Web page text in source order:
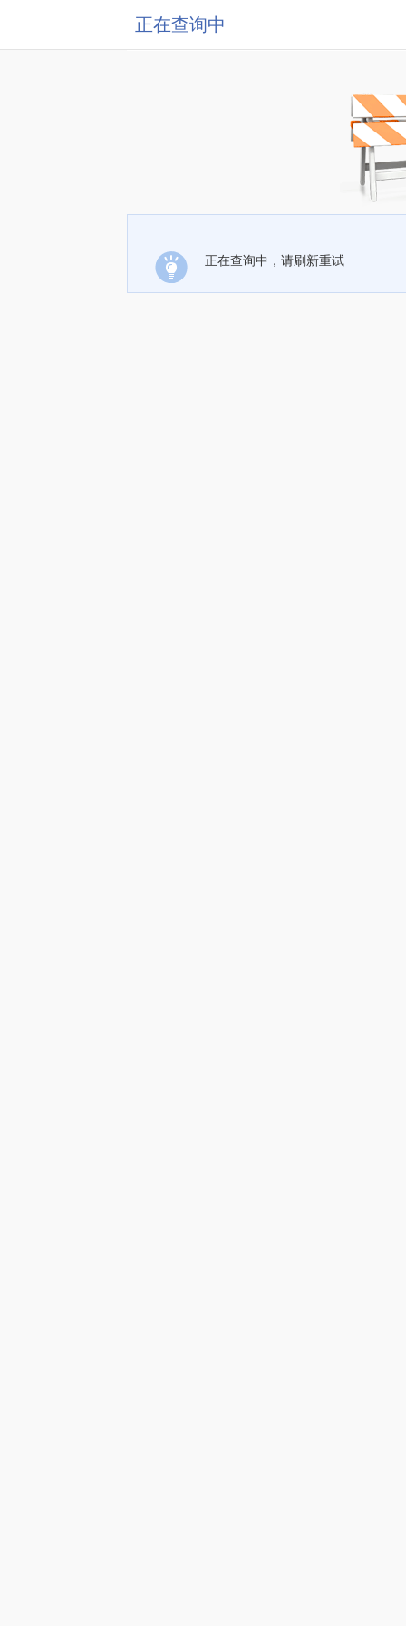
正在查询中
正在查询中，请刷新重试